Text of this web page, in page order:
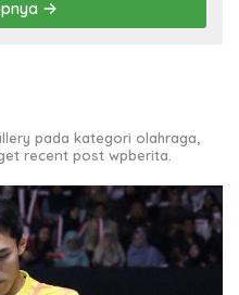
pada kategori olahraga,
recent post wpberita.